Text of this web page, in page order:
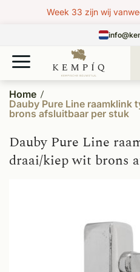
Week 33 zijn wij
Home
Dauby Pure Line raamklink
brons afsluitbaar per stuk
Dauby Pure Line
draai/kiep wit brons